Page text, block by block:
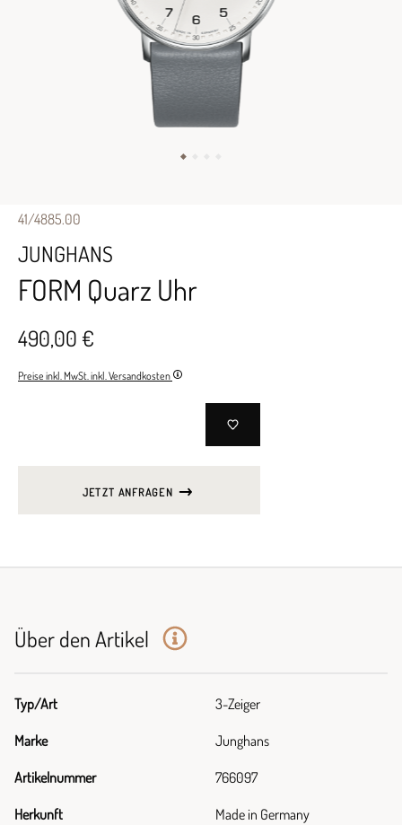
41/4885.00
JUNGHANS
FORM Quarz Uhr
490,00 €
Preise inkl. MwSt. inkl. Versandkosten
JETZT ANFRAGEN
Über den Artikel
Typ/Art 3-Zeiger
Marke Junghans
Artikelnummer 766097
Herkunft Made in Germany